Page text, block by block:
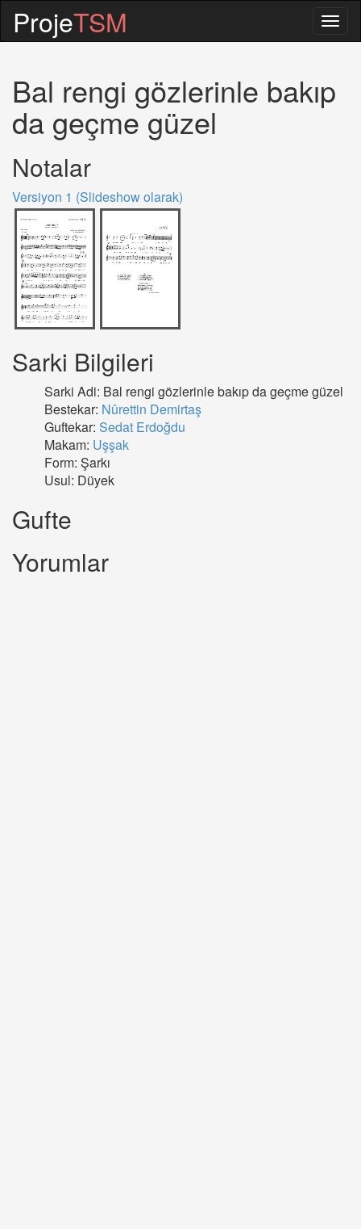
ProjeTSM
Bal rengi gözlerinle bakıp
da geçme güzel
Notalar
Versiyon 1 (Slideshow olarak)
Sarki Bilgileri
Sarki Adi: Bal rengi gözlerinle bakıp da geçme güzel
Bestekar: Nûrettin Demirtaş
Guftekar: Sedat Erdoğdu
Makam: Uşşak
Form: Şarkı
Usul: Düyek
Gufte
Yorumlar